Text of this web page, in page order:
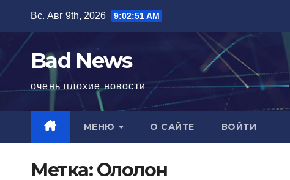
содержимому
Вс. Авг 9th, 2026 9:02:51 AM
Bad News
очень плохие новости
МЕНЮ О САЙТЕ ВОЙТИ
Метка:Ололон